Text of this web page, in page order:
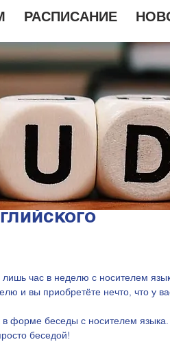
РАСПИСАНИЕ
лишь час в неделю с носителем
и вы приобретёте нечто, что у
в форме беседы с носителем
беседой!